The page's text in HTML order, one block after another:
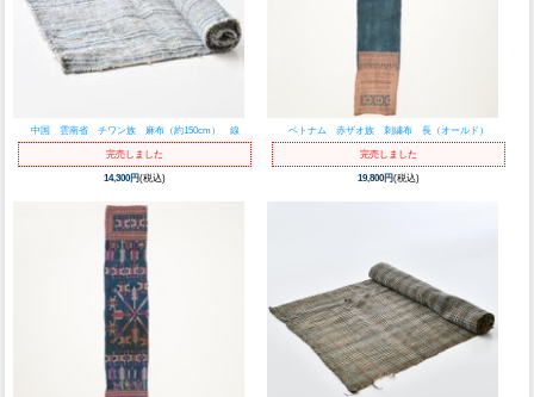
中国 雲南省 チワン族 麻布（約150cm） 線
完売しました
14,300円(税込)
ベトナム 赤ザオ族 刺繍布 長（オールド）
完売しました
19,800円(税込)